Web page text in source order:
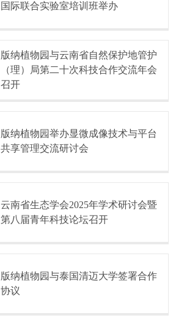
国际联合实验室培训班举办
版纳植物园与云南省自然保护地管护
（理）局第二十次科技合作交流年会
召开
版纳植物园举办显微成像技术与平台
共享管理交流研讨会
云南省生态学会2025年学术研讨会暨
第八届青年科技论坛召开
版纳植物园与泰国清迈大学签署合作
协议